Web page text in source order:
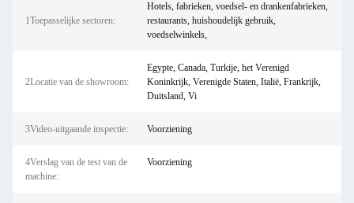
1Toepasselijke sectoren:
Hotels, fabrieken, voedsel- en drankenfabrieken,
restaurants, huishoudelijk gebruik,
voedselwinkels,
2Locatie van de showroom:
Egypte, Canada, Turkije, het Verenigd
Koninkrijk, Verenigde Staten, Italië, Frankrijk,
Duitsland, Vi
3Video-uitgaande inspectie: Voorziening
4Verslag van de test van de
machine:
Voorziening